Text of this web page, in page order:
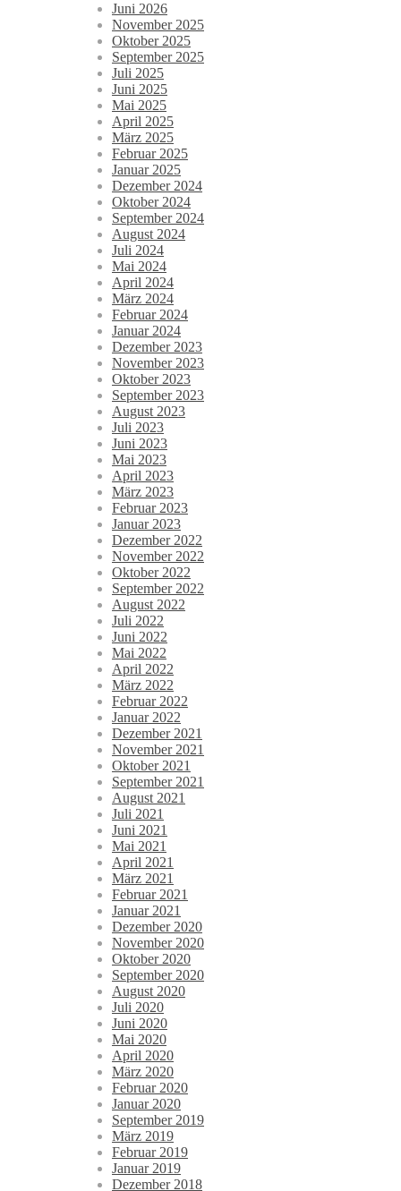
Juni 2026
November 2025
Oktober 2025
September 2025
Juli 2025
Juni 2025
Mai 2025
April 2025
März 2025
Februar 2025
Januar 2025
Dezember 2024
Oktober 2024
September 2024
August 2024
Juli 2024
Mai 2024
April 2024
März 2024
Februar 2024
Januar 2024
Dezember 2023
November 2023
Oktober 2023
September 2023
August 2023
Juli 2023
Juni 2023
Mai 2023
April 2023
März 2023
Februar 2023
Januar 2023
Dezember 2022
November 2022
Oktober 2022
September 2022
August 2022
Juli 2022
Juni 2022
Mai 2022
April 2022
März 2022
Februar 2022
Januar 2022
Dezember 2021
November 2021
Oktober 2021
September 2021
August 2021
Juli 2021
Juni 2021
Mai 2021
April 2021
März 2021
Februar 2021
Januar 2021
Dezember 2020
November 2020
Oktober 2020
September 2020
August 2020
Juli 2020
Juni 2020
Mai 2020
April 2020
März 2020
Februar 2020
Januar 2020
September 2019
März 2019
Februar 2019
Januar 2019
Dezember 2018